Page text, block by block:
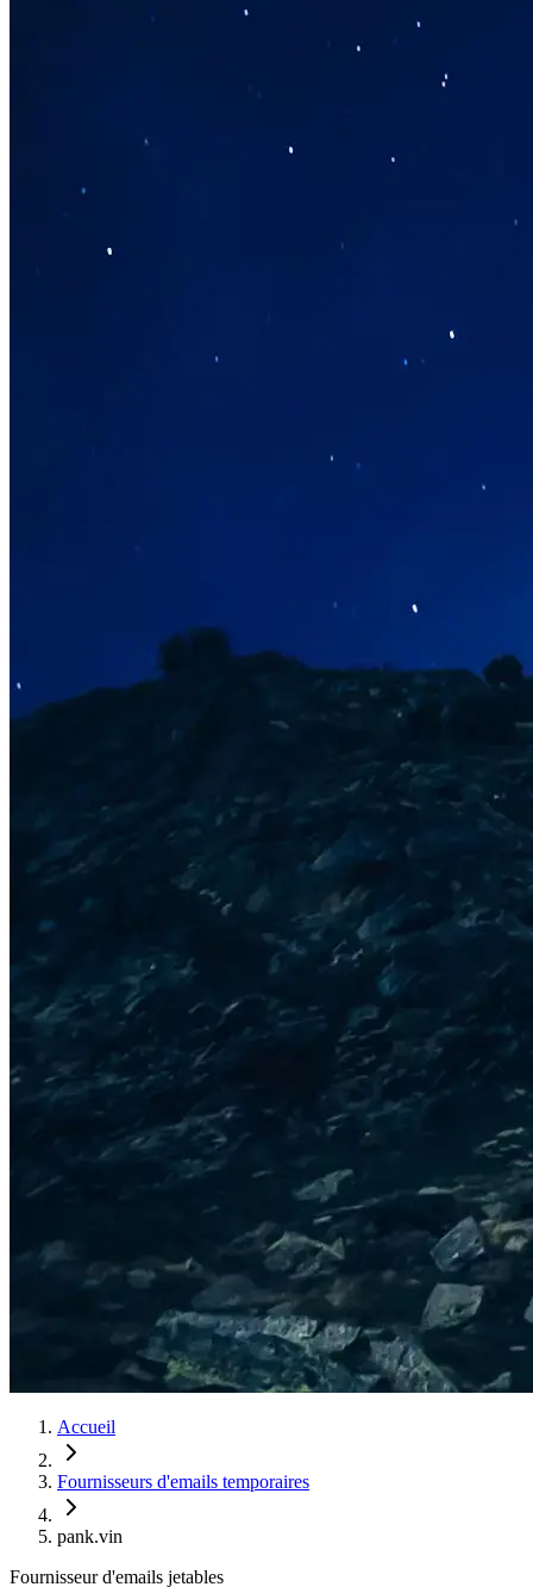
Accueil
Fournisseurs d'emails temporaires
pank.vin
Fournisseur d'emails jetables